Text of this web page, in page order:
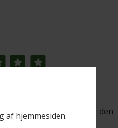
af hjemmesiden.
ønsker, og vi finder den
2 der er helt ens.